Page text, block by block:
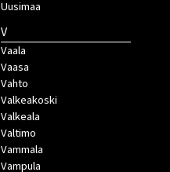
Uusimaa
V
Vaala
Vaasa
Vahto
Valkeakoski
Valkeala
Valtimo
Vammala
Vampula